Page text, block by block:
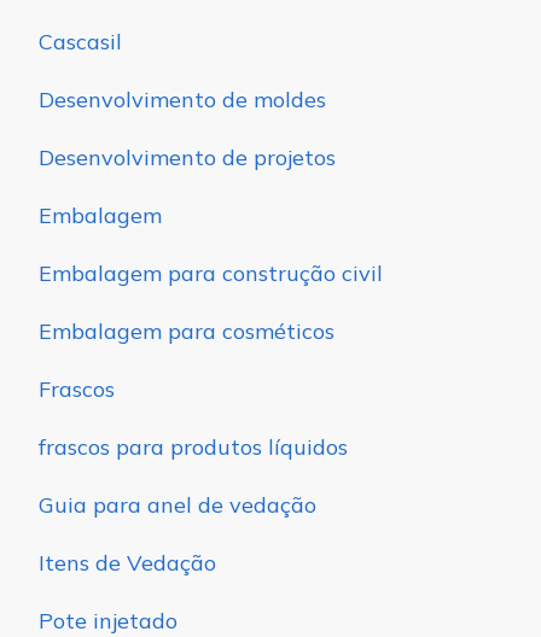
Cascasil
Desenvolvimento de moldes
Desenvolvimento de projetos
Embalagem
Embalagem para construção civil
Embalagem para cosméticos
Frascos
frascos para produtos líquidos
Guia para anel de vedação
Itens de Vedação
Pote injetado